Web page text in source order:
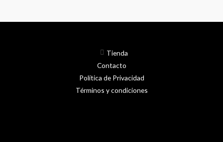
Tienda
Contacto
Política de Privacidad
Términos y condiciones